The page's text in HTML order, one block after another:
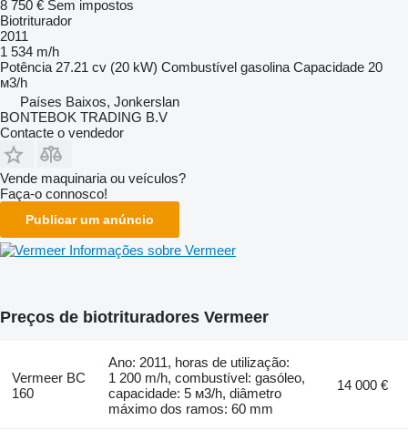
8 750 € Sem impostos
Biotriturador
2011
1 534 m/h
Potência 27.21 cv (20 kW) Combustível gasolina Capacidade 20
м3/h
Países Baixos, Jonkerslan
BONTEBOK TRADING B.V
Contacte o vendedor
Vende maquinaria ou veículos?
Faça-o connosco!
Publicar um anúncio
Informações sobre Vermeer
Preços de biotrituradores Vermeer
Vermeer BC
160
Ano: 2011, horas de utilização:
1 200 m/h, combustível: gasóleo,
capacidade: 5 м3/h, diâmetro
máximo dos ramos: 60 mm
14 000 €